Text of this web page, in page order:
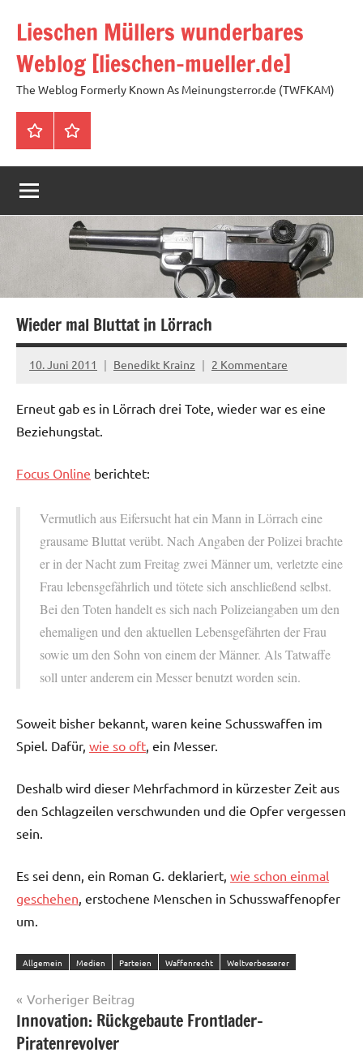
Inhalt
springen
Lieschen Müllers wunderbares
Weblog [lieschen-mueller.de]
The Weblog Formerly Known As Meinungsterror.de (TWFKAM)
ImpressumDatenschutzerklärung
Wieder mal Bluttat in Lörrach
10. Juni 2011 Benedikt Krainz 2 Kommentare
Erneut gab es in Lörrach drei Tote, wieder war es eine
Beziehungstat.
Focus Online berichtet:
Vermutlich aus Eifersucht hat ein Mann in Lörrach eine
grausame Bluttat verübt. Nach Angaben der Polizei brachte
er in der Nacht zum Freitag zwei Männer um, verletzte eine
Frau lebensgefährlich und tötete sich anschließend selbst.
Bei den Toten handelt es sich nach Polizeiangaben um den
ehemaligen und den aktuellen Lebensgefährten der Frau
sowie um den Sohn von einem der Männer. Als Tatwaffe
soll unter anderem ein Messer benutzt worden sein.
Soweit bisher bekannt, waren keine Schusswaffen im
Spiel. Dafür, wie so oft , ein Messer.
Deshalb wird dieser Mehrfachmord in kürzester Zeit aus
den Schlagzeilen verschwunden und die Opfer vergessen
sein.
Es sei denn, ein Roman G. deklariert, wie schon einmal
geschehen , erstochene Menschen in Schusswaffenopfer
um.
Allgemein Medien Parteien Waffenrecht Weltverbesserer
Beitragsnavigation
Vorheriger Beitrag
Innovation: Rückgebaute Frontlader-
Piratenrevolver